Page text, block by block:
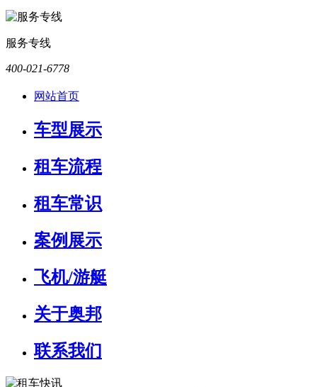
服务专线
400-021-6778
网站首页
车型展示
租车流程
租车常识
案例展示
飞机/游艇
关于奥邦
联系我们